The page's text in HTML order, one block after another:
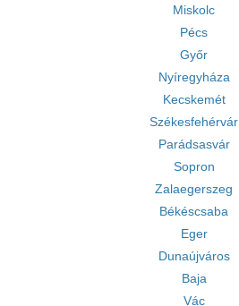
Miskolc
Pécs
Győr
Nyíregyháza
Kecskemét
Székesfehérvár
Parádsasvár
Sopron
Zalaegerszeg
Békéscsaba
Eger
Dunaújváros
Baja
Vác